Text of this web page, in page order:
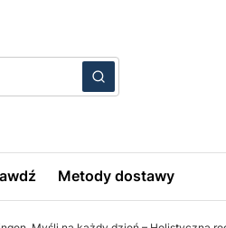
WyczyśćSzukaj
Metody dostawy